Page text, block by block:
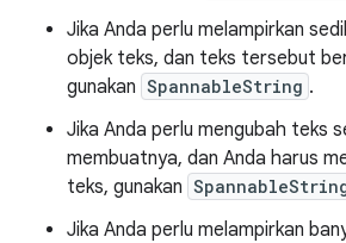
Jika Anda perlu melampirkan
objek teks, dan teks tersebut
gunakan SpannableString .
Jika Anda perlu mengubah teks
membuatnya, dan Anda harus
teks, gunakan
Jika Anda perlu melampirkan